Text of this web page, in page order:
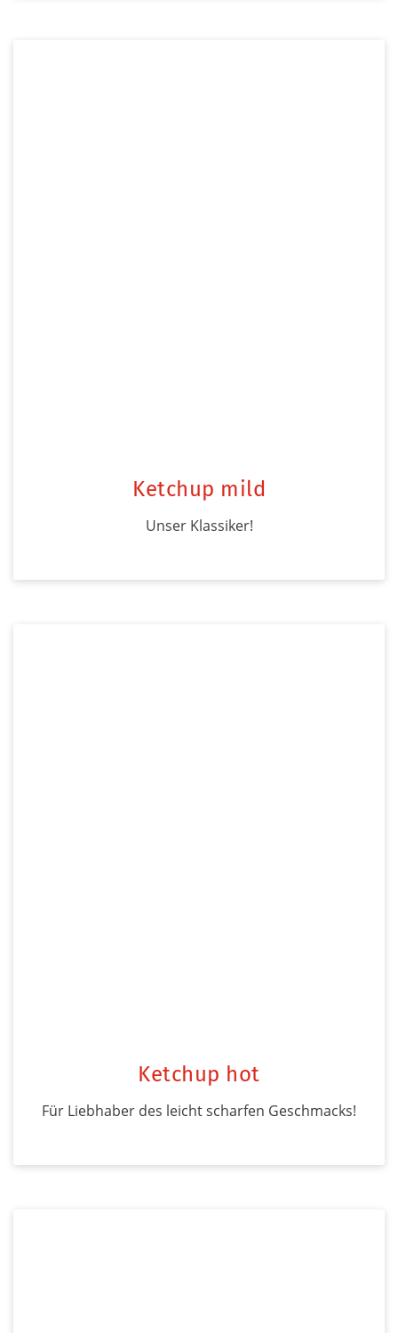
Ketchup mild
Unser Klassiker!
Ketchup hot
Für Liebhaber des leicht scharfen Geschmacks!